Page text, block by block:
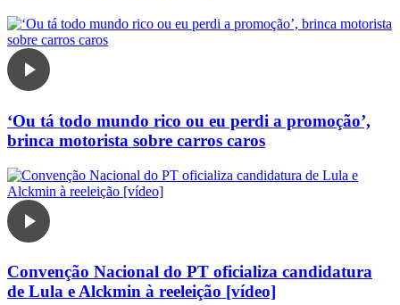
‘Ou tá todo mundo rico ou eu perdi a promoção’,
brinca motorista sobre carros caros
Convenção Nacional do PT oficializa candidatura
de Lula e Alckmin à reeleição [vídeo]